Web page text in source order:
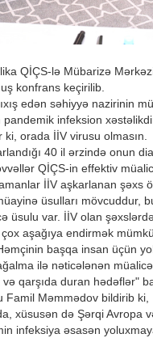
QİÇS-lə Mübarizə
konfrans keçirilib.
edən səhiyyə nazirinin
infeksion
orada İİV virusu olmasın.
40 il ərzində onun
QİÇS-in effektiv
İİV aşkarlanan şəxs
üsulları mövcuddur,
üsulu var. İİV olan
aşağıya endirmək
başqa insan üçün
ilə nəticələnən
qarşıda duran hədəflər"
Məmmədov bildirib ki,
xüsusən də Şərqi Avropa
infeksiya əsasən